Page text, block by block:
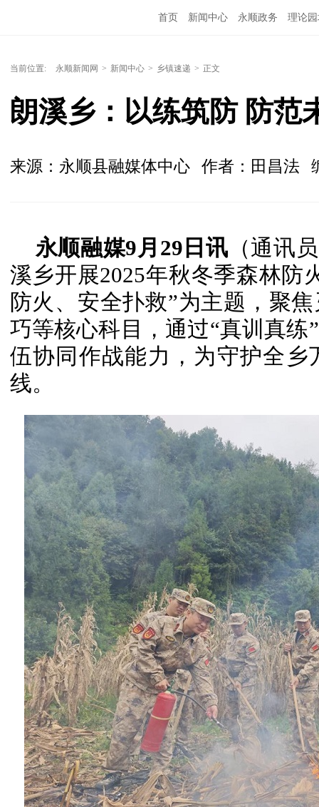
首页 新闻中心 永顺政务 理论
当前位置: 永顺新闻网 > 新闻中心 > 乡镇速递 > 正文
朗溪乡：以练筑防 防范
来源：永顺县融媒体中心 作者：田昌法
永顺融媒9月29日讯 （通讯
溪乡开展2025年秋冬季森林防
防火、安全扑救”为主题，聚
巧等核心科目，通过“真训真
伍协同作战能力，为守护全
线。